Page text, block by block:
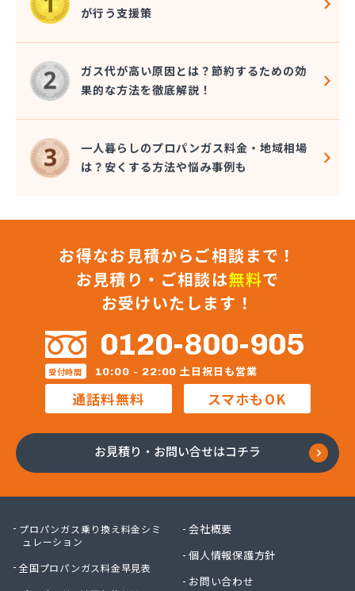
株式会社式会社大勝
株式会社樹木屋
株式会社秋元商店
株式会社小泉太郎商店
株式会社昭光
株式会社松陰会舘
株式会社森山
株式会社星医療酸器
株式会社青路商会
株式会社石井商店
株式会社池田明商店
株式会社朝日屋商店
株式会社田口興産
株式会社田島 八王子営業所
株式会社田島商店
株式会社東京文化総業
株式会社栃木屋商店
株式会社内田商店
株式会社鍋屋斉藤商店
株式会社八木商店
株式会社福田屋
株式会社米沢商店
株式会社豊島商会
が行う支援策
ガス代が高い原因とは？節約するための効
果的な方法を徹底解説！
一人暮らしのプロパンガス料金・地域相場
は？安くする方法や悩み事例も
お得なお見積からご相談まで！
お見積り・ご相談は無料で
お受けいたします！
0120-800-905
受付時間 10:00 - 22:00 土日祝日も営業
通話料無料 スマホもOK
お見積り・お問い合せはコチラ
プロパンガス乗り換え料金シミ
ュレーション
全国プロパンガス料金早見表
会社概要
個人情報保護方針
お問い合わせ